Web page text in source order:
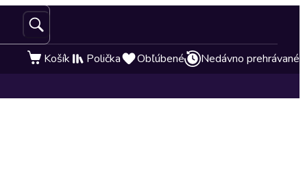
Košík Polička Obľúbené Nedávno prehrávané